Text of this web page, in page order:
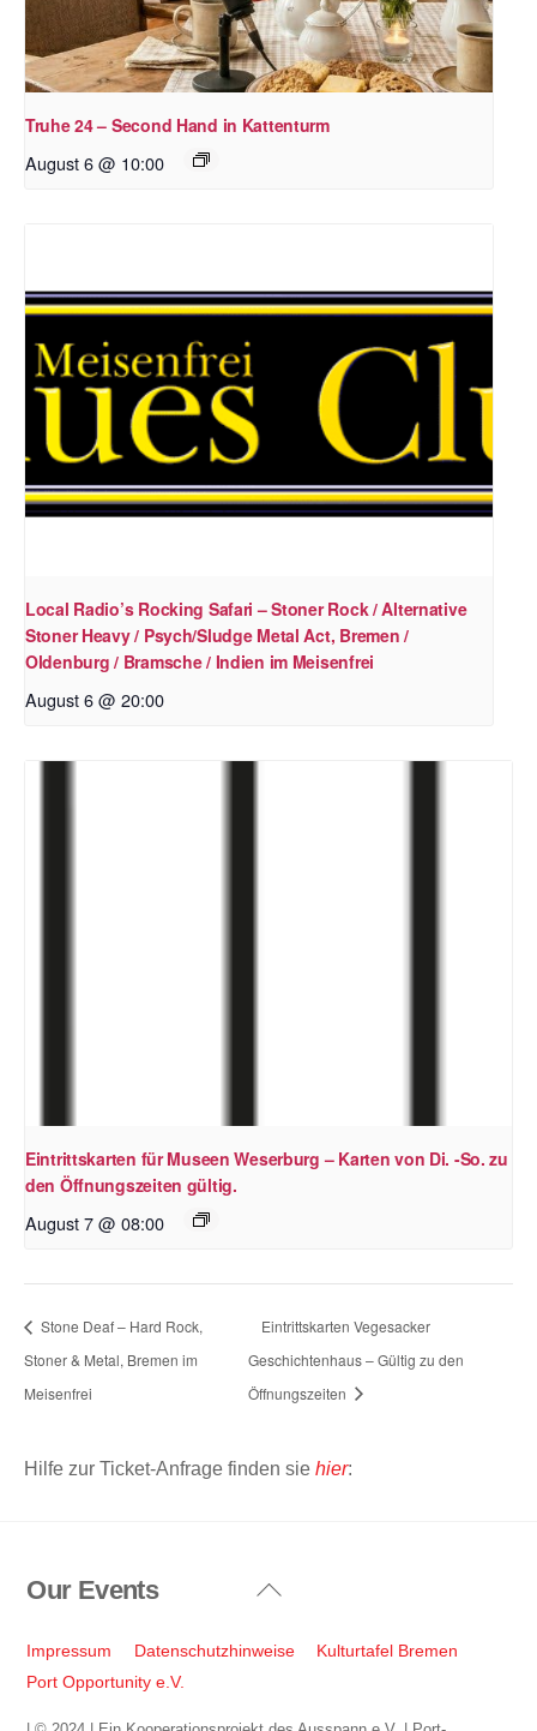
Truhe 24 – Second Hand in Kattenturm
August 6 @ 10:00
Local Radio’s Rocking Safari – Stoner Rock / Alternative
Stoner Heavy / Psych/Sludge Metal Act, Bremen /
Oldenburg / Bramsche / Indien im Meisenfrei
August 6 @ 20:00
Eintrittskarten für Museen Weserburg – Karten von Di. -So. zu
den Öffnungszeiten gültig.
August 7 @ 08:00
Stone Deaf – Hard Rock,
Stoner & Metal, Bremen im
Meisenfrei
Eintrittskarten Vegesacker
Geschichtenhaus – Gültig zu den
Öffnungszeiten
Hilfe zur Ticket-Anfrage finden sie hier:
Back
Top
Our Events
Impressum Datenschutzhinweise
Kulturtafel Bremen
Port Opportunity e.V.